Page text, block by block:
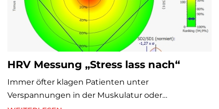
HRV Messung „Stress lass nach“
Immer öfter klagen Patienten unter
Verspannungen in der Muskulatur oder…